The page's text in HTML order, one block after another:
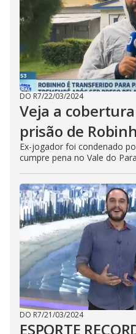
DO R7/22/03/2024
Veja a
prisão de
Ex-jogador foi condenado
cumpre pena no Vale do
DO R7/21/03/2024
ESPORTE